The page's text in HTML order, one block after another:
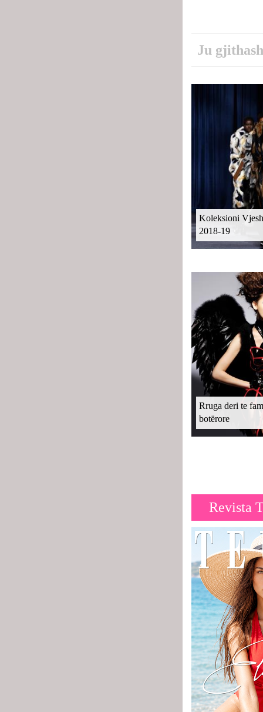
Ju
Koleksioni
2018-19
Rruga deri te
botërore
Revista